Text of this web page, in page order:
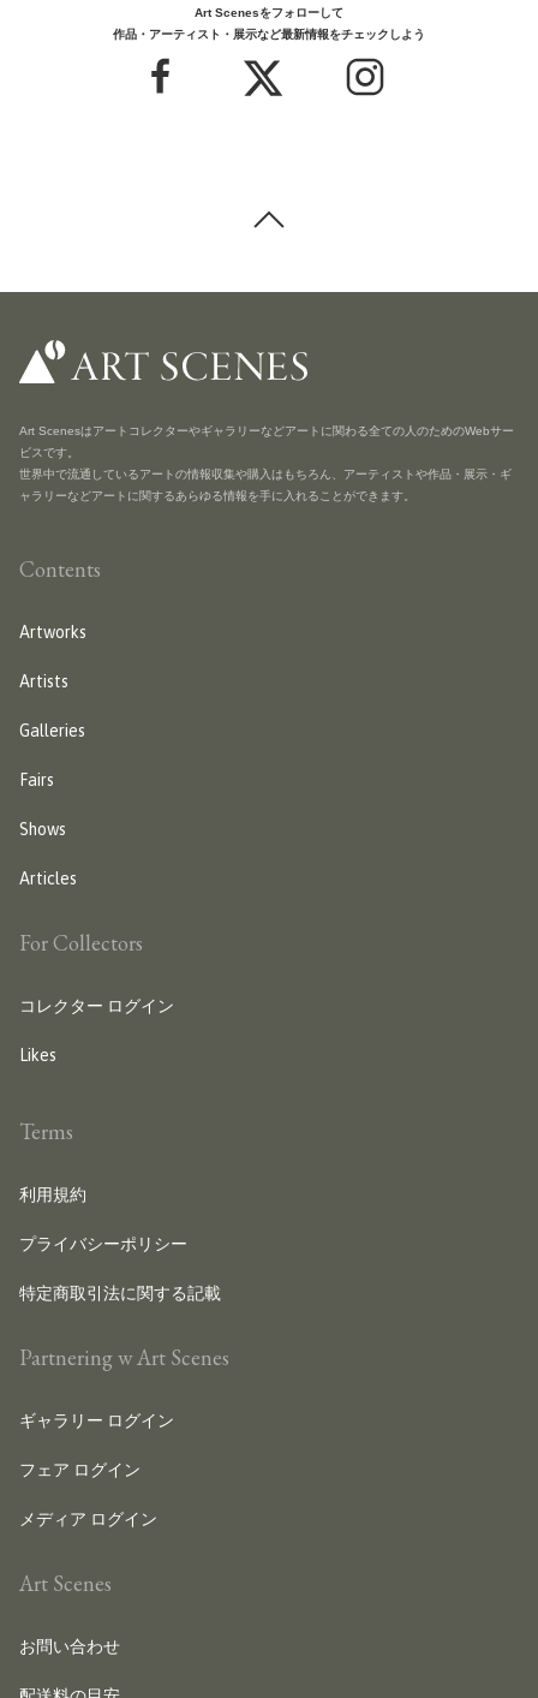
Art Scenesをフォローして
作品・アーティスト・展示など最新情報をチェックしよう
Art Scenesはアートコレクターやギャラリーなどアートに関わる全ての人のためのWebサー
ビスです。
世界中で流通しているアートの情報収集や購入はもちろん、アーティストや作品・展示・ギ
ャラリーなどアートに関するあらゆる情報を手に入れることができます。
Contents
Artworks
Artists
Galleries
Fairs
Shows
Articles
For Collectors
コレクター ログイン
Likes
Terms
利用規約
プライバシーポリシー
特定商取引法に関する記載
Partnering w Art Scenes
ギャラリー ログイン
フェア ログイン
メディア ログイン
Art Scenes
お問い合わせ